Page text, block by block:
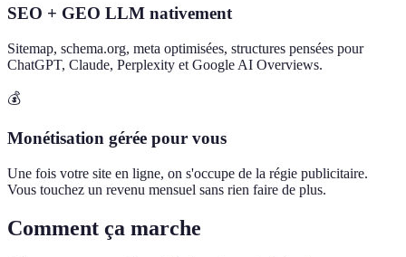
SEO + GEO LLM nativement
Sitemap, schema.org, meta optimisées, structures pensées pour
ChatGPT, Claude, Perplexity et Google AI Overviews.
💰
Monétisation gérée pour vous
Une fois votre site en ligne, on s'occupe de la régie publicitaire.
Vous touchez un revenu mensuel sans rien faire de plus.
Comment ça marche